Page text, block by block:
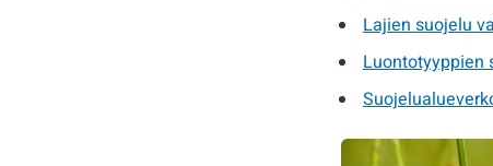
Lajien suojelu
Luontotyyppien